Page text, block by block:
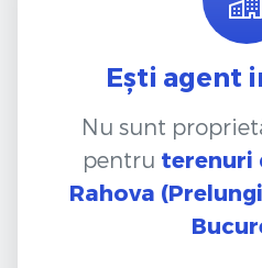
Ești agent
Nu sunt
pentru terenuri
Rahova